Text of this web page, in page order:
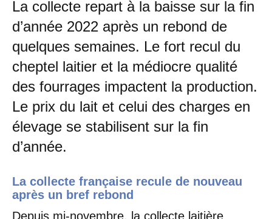
La collecte repart à la baisse sur la fin
d’année 2022 après un rebond de
quelques semaines. Le fort recul du
cheptel laitier et la médiocre qualité
des fourrages impactent la production.
Le prix du lait et celui des charges en
élevage se stabilisent sur la fin
d’année.
La collecte française recule de nouveau
après un bref rebond
Depuis mi-novembre, la collecte laitière